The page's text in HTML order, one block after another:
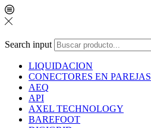
Search input
LIQUIDACION
CONECTORES EN PAREJAS
AEQ
API
AXEL TECHNOLOGY
BAREFOOT